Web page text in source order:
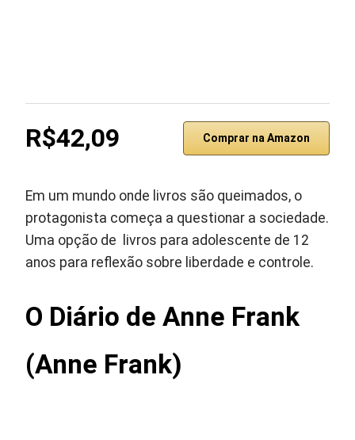
R$42,09 Comprar na Amazon
Em um mundo onde livros são queimados, o
protagonista começa a questionar a sociedade.
Uma opção de livros para adolescente de 12
anos para reflexão sobre liberdade e controle.
O Diário de Anne Frank
(Anne Frank)